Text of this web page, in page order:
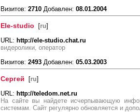
Визитов: 2710 Добавлен: 08.01.2004
Ele-studio [ru]
URL: http://ele-studio.chat.ru
видеролики, оператор
Визитов: 2493 Добавлен: 05.03.2003
Сергей [ru]
URL: http://teledom.net.ru
На сайте вы найдете исчерпывающую
системам. Сайт регулярно обновляется и